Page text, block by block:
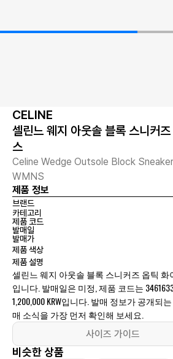
CELINE
셀린느 웨지 아웃솔 블록 스니커
스
Celine Wedge Outsole Block
WMNS
제품 정보
브랜드
카테고리
제품 코드
발매일
발매가
제품 색상
제품 설명
셀린느 웨지 아웃솔 블록 스니커즈 옵틱 화
입니다. 발매일은 미정, 제품 코드는
1,200,000 KRW입니다. 발매 정보가 공개되
매 소식을 가장 먼저 확인해 보세요.
사이즈 가이드
비슷한 상품